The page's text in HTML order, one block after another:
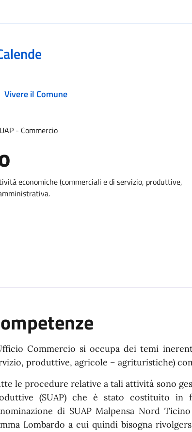
Vivere il Comune
- Commercio
economiche (commerciali e di servizio, produttive,
Commercio si occupa dei temi
produttive, agricole – agrituristiche)
le procedure relative a tali attività sono
(SUAP) che è stato costituito
di SUAP Malpensa Nord
Lombardo a cui quindi bisogna